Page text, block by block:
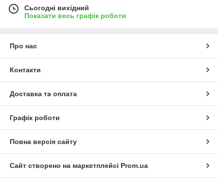
Сьогодні вихідний
Показати весь графік роботи
Про нас
Контакти
Доставка та оплата
Графік роботи
Повна версія сайту
Сайт створено на маркетплейсі Prom.ua